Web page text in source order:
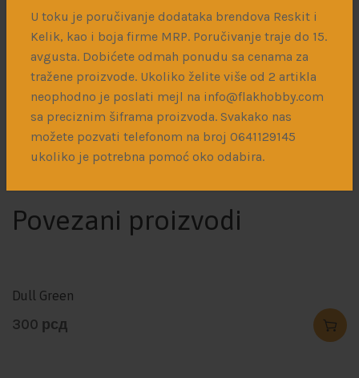
U toku je poručivanje dodataka brendova Reskit i
Kelik, kao i boja firme MRP. Poručivanje traje do 15.
avgusta. Dobićete odmah ponudu sa cenama za
tražene proizvode. Ukoliko želite više od 2 artikla
neophodno je poslati mejl na info@flakhobby.com
sa preciznim šiframa proizvoda. Svakako nas
možete pozvati telefonom na broj 0641129145
ukoliko je potrebna pomoć oko odabira.
Boju, u zavisnosti od potrebe, možete koristiti odmah iz
bočice ili razrediti razređivačima AMIG2000 ili
ATOM20500.
Više informacija o korišćenju ovih boja možete naći
klikom na ovajLINK.
Povezani proizvodi
Dull Green
300 рсд